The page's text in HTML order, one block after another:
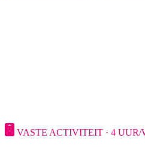
VASTE ACTIVITEIT · 4 UUR/